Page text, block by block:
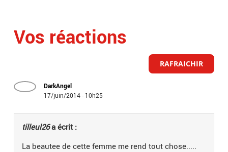
Vos réactions
RAFRAICHIR
DarkAngel
17/juin/2014 - 10h25
tilleul26a écrit :
La beautee de cette femme me rend tout chose.....